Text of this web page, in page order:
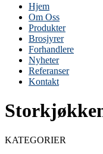
Hjem
Om Oss
Produkter
Brosjyrer
Forhandlere
Nyheter
Referanser
Kontakt
KATEGORIER